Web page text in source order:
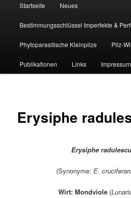
Startseite Neues
Bestimmungsschlüssel Imperfekte &
Phytoparasitische Kleinpilze Pilz-
Publikationen Links Impressum
Erysiphe
Erysiphe
(Synonyme: E.
Wirt: Mondviole (